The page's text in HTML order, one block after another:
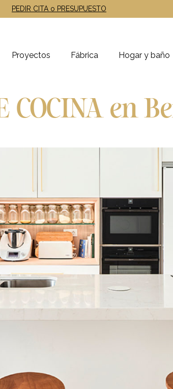
PEDIR CITA o PRESUPUESTO
Proyectos Fábrica Hogar y baño
COCINA en